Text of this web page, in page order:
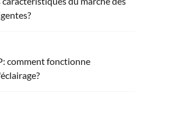
comment fonctionne